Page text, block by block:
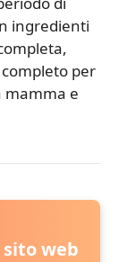
ingredienti
per
mamma e
sito web